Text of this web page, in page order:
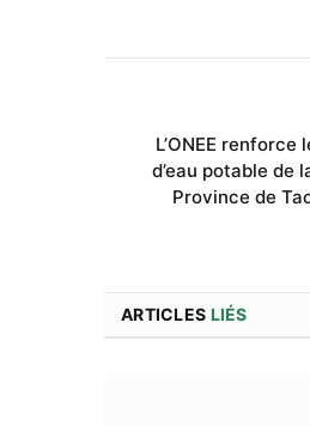
L’ONEE
d’eau potable de
Province de
ARTICLES LIÉS